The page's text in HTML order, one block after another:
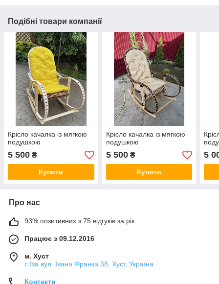
Подібні товари компанії
Крісло качалка із мягкою
подушкою
5 500 ₴
Купити
Крісло качалка із мягкою
подушкою
5 500₴
Купити
5
Про нас
93% позитивних з 75 відгуків за рік
Працює з 09.12.2016
м. Хуст
с.Іза вул. Івана Франка.38, Хуст, Україна
Контакти